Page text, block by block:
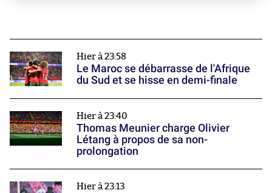
Hier à 23:58
Le Maroc se débarrasse de l'Afrique
du Sud et se hisse en demi-finale
Hier à 23:40
Thomas Meunier charge Olivier
Létang à propos de sa non-
prolongation
Hier à 23:13